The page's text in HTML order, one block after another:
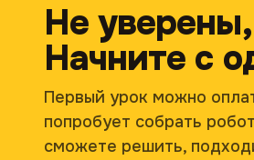
Не
Начните с
Первый урок можно
попробует собрать
сможете решить,